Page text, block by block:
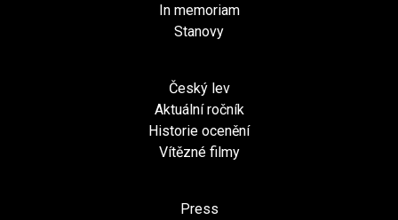
In memoriam
Stanovy
Český lev
Aktuální ročník
Historie ocenění
Vítězné filmy
Press